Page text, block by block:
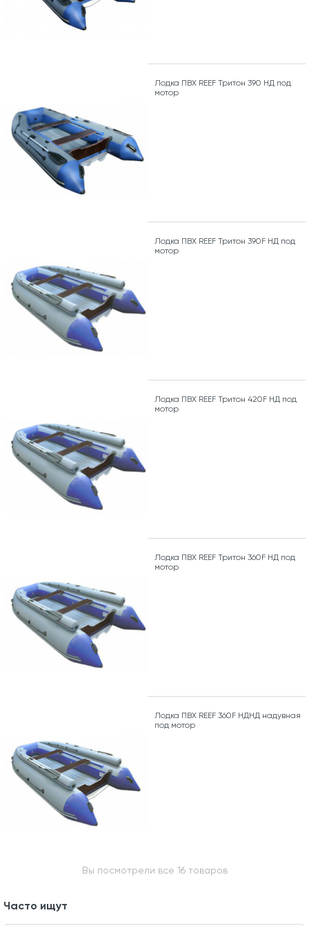
Лодка ПВХ REEF Тритон 390 НД под
мотор
Лодка ПВХ REEF Тритон 390F НД под
мотор
Лодка ПВХ REEF Тритон 420F НД под
мотор
Лодка ПВХ REEF Тритон 360F НД под
мотор
Лодка ПВХ REEF 360F НДНД надувная
под мотор
Вы посмотрели все 16 товаров
Часто ищут